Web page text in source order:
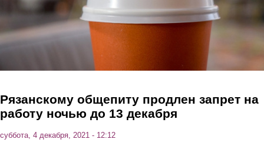
Рязанскому общепиту продлен запрет на
работу ночью до 13 декабря
суббота, 4 декабря, 2021 - 12:12